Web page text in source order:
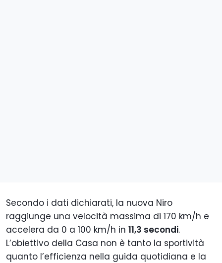
Secondo i dati dichiarati, la nuova Niro
raggiunge una velocità massima di 170 km/h e
accelera da 0 a 100 km/h in 11,3 secondi.
L’obiettivo della Casa non è tanto la sportività
quanto l’efficienza nella guida quotidiana e la